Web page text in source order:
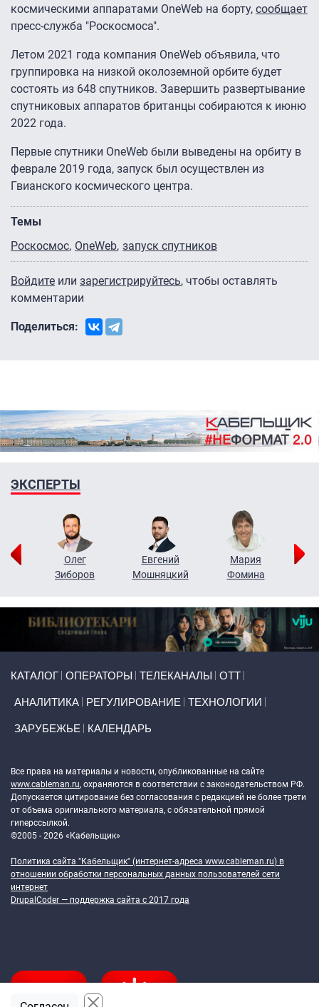
космическими аппаратами OneWeb на борту, сообщает
пресс-служба "Роскосмоса".
Летом 2021 года компания OneWeb объявила, что
группировка на низкой околоземной орбите будет
состоять из 648 спутников. Завершить развертывание
спутниковых аппаратов британцы собираются к июню
2022 года.
Первые спутники OneWeb были выведены на орбиту в
феврале 2019 года, запуск был осуществлен из
Гвианского космического центра.
Темы
Роскосмос OneWeb запуск спутников
Войдите или зарегистрируйтесь, чтобы оставлять
комментарии
Поделиться:
ЭКСПЕРТЫ
Олег
Зиборов
Евгений
Мошняцкий
Мария
Фомина
КАТАЛОГ ОПЕРАТОРЫ ТЕЛЕКАНАЛЫ ОТТ
АНАЛИТИКА РЕГУЛИРОВАНИЕ ТЕХНОЛОГИИ
ЗАРУБЕЖЬЕ КАЛЕНДАРЬ
Все права на материалы и новости, опубликованные на сайте
www.cableman.ru, охраняются в соответствии с законодательством РФ.
Допускается цитирование без согласования с редакцией не более трети
от объема оригинального материала, с обязательной прямой
гиперссылкой.
©2005 - 2026 «Кабельщик»
Политика сайта "Кабельщик" (интернет-адреса www.cableman.ru) в
отношении обработки персональных данных пользователей сети
интернет
DrupalCoder — поддержка сайта c 2017 года